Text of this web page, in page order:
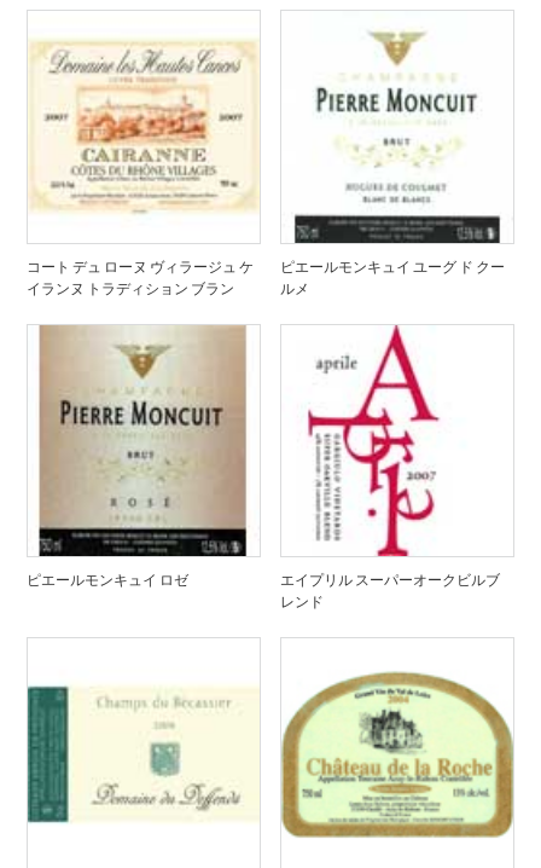
コート デュ ローヌ ヴィラージュ ケ
イランヌ トラディション ブラン
ピエールモンキュイ ユーグ ド クー
ルメ
ピエールモンキュイ ロゼ
エイプリル スーパーオークビルブ
レンド